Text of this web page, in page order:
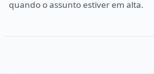
quando o assunto estiver em alta.